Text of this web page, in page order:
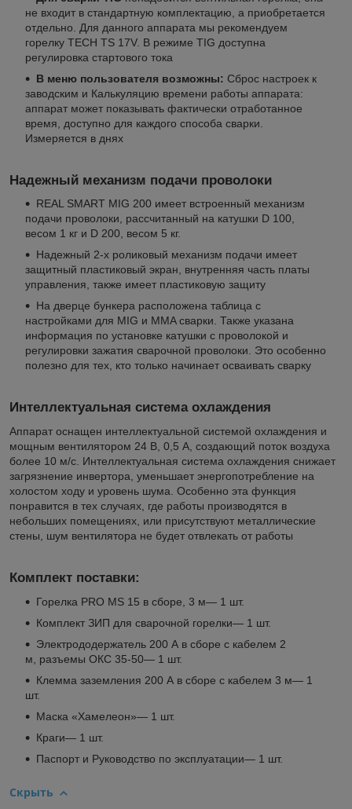
не входит в стандартную комплектацию, а приобретается
отдельно. Для данного аппарата мы рекомендуем
горелку TECH TS 17V. В режиме TIG доступна
регулировка стартового тока
В меню пользователя возможны: Сброс настроек к
заводским и Калькуляцию времени работы аппарата:
аппарат может показывать фактически отработанное
время, доступно для каждого способа сварки.
Измеряется в днях
Надежный механизм подачи проволоки
REAL SMART MIG 200 имеет встроенный механизм
подачи проволоки, рассчитанный на катушки D 100,
весом 1 кг и D 200, весом 5 кг.
Надежный 2-х роликовый механизм подачи имеет
защитный пластиковый экран, внутренняя часть платы
управления, также имеет пластиковую защиту
На дверце бункера расположена таблица с
настройками для MIG и MMA сварки. Также указана
информация по установке катушки с проволокой и
регулировки зажатия сварочной проволоки. Это особенно
полезно для тех, кто только начинает осваивать сварку
Интеллектуальная система охлаждения
Аппарат оснащен интеллектуальной системой охлаждения и
мощным вентилятором 24 В, 0,5 А, создающий поток воздуха
более 10 м/с. Интеллектуальная система охлаждения снижает
загрязнение инвертора, уменьшает энергопотребление на
холостом ходу и уровень шума. Особенно эта функция
понравится в тех случаях, где работы производятся в
небольших помещениях, или присутствуют металлические
стены, шум вентилятора не будет отвлекать от работы
Комплект поставки:
Горелка PRO MS 15 в сборе, 3 м— 1 шт.
Комплект ЗИП для сварочной горелки— 1 шт.
Электрододержатель 200 А в сборе с кабелем 2
м, разъемы ОКС 35-50— 1 шт.
Клемма заземления 200 А в сборе с кабелем 3 м— 1
шт.
Маска «Хамелеон»— 1 шт.
Краги— 1 шт.
Паспорт и Руководство по эксплуатации— 1 шт.
Скрыть